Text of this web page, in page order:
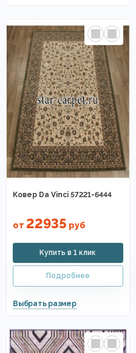
Ковер Da Vinci 57221-6444
от 22935 руб